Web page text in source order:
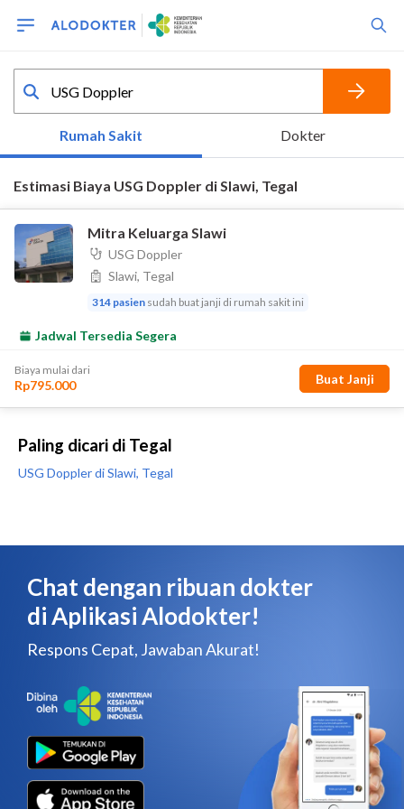
Paling dicari di Tegal
USG Doppler di Slawi, Tegal